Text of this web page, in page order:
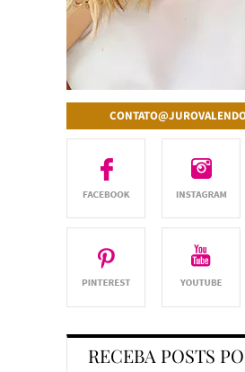
RECEBA POSTS